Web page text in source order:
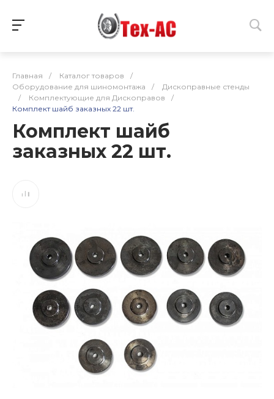
Главная / Каталог товаров
/
Оборудование для шиномонтажа
/
Дископравные стенды
/
Комплектующие для Дископравов
/
Комплект шайб заказных 22 шт.
Комплект шайб
заказных 22 шт.